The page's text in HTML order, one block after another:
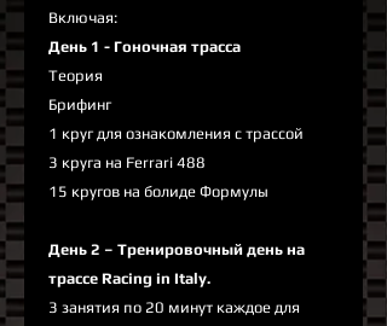
Включая:
День 1 - Гоночная трасса
Теория
Брифинг
1 круг для ознакомления с трассой
3 круга на Ferrari 488
15 кругов на болиде Формулы
День 2 – Тренировочный день на
трассе Racing in Italy.
3 занятия по 20 минут каждое для